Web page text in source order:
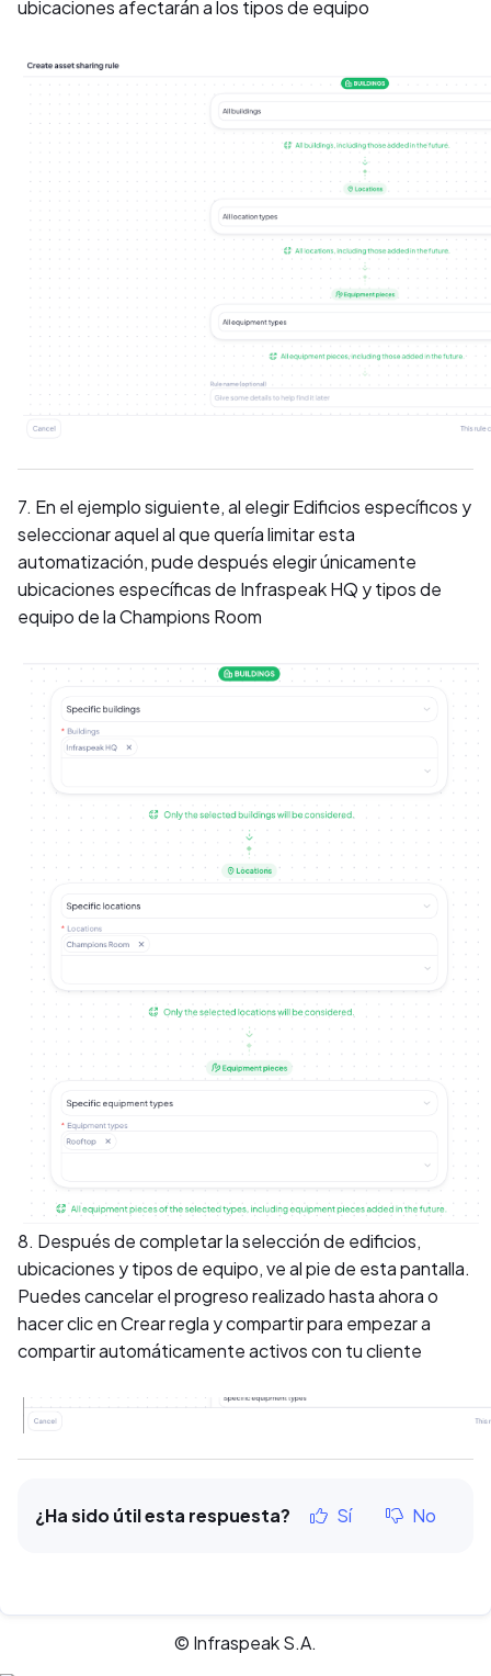
ubicaciones afectarán a los tipos de equipo
7. En el ejemplo siguiente, al elegir Edificios específicos y
seleccionar aquel al que quería limitar esta
automatización, pude después elegir únicamente
ubicaciones específicas de Infraspeak HQ y tipos de
equipo de la Champions Room
8. Después de completar la selección de edificios,
ubicaciones y tipos de equipo, ve al pie de esta pantalla.
Puedes cancelar el progreso realizado hasta ahora o
hacer clic en Crear regla y compartir para empezar a
compartir automáticamente activos con tu cliente
¿Ha sido útil esta respuesta? Sí No
© Infraspeak S.A.